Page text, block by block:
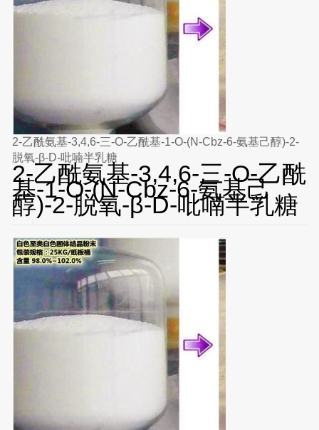
2-乙酰氨基-3,4,6-三-O-乙酰基-1-O-(N-Cbz-6-氨基己醇)-2-
脱氧-β-D-吡喃半乳糖
2-乙酰氨基-3,4,6-三-O-乙酰
基-1-O-(N-Cbz-6-氨基己
醇)-2-脱氧-β-D-吡喃半乳糖